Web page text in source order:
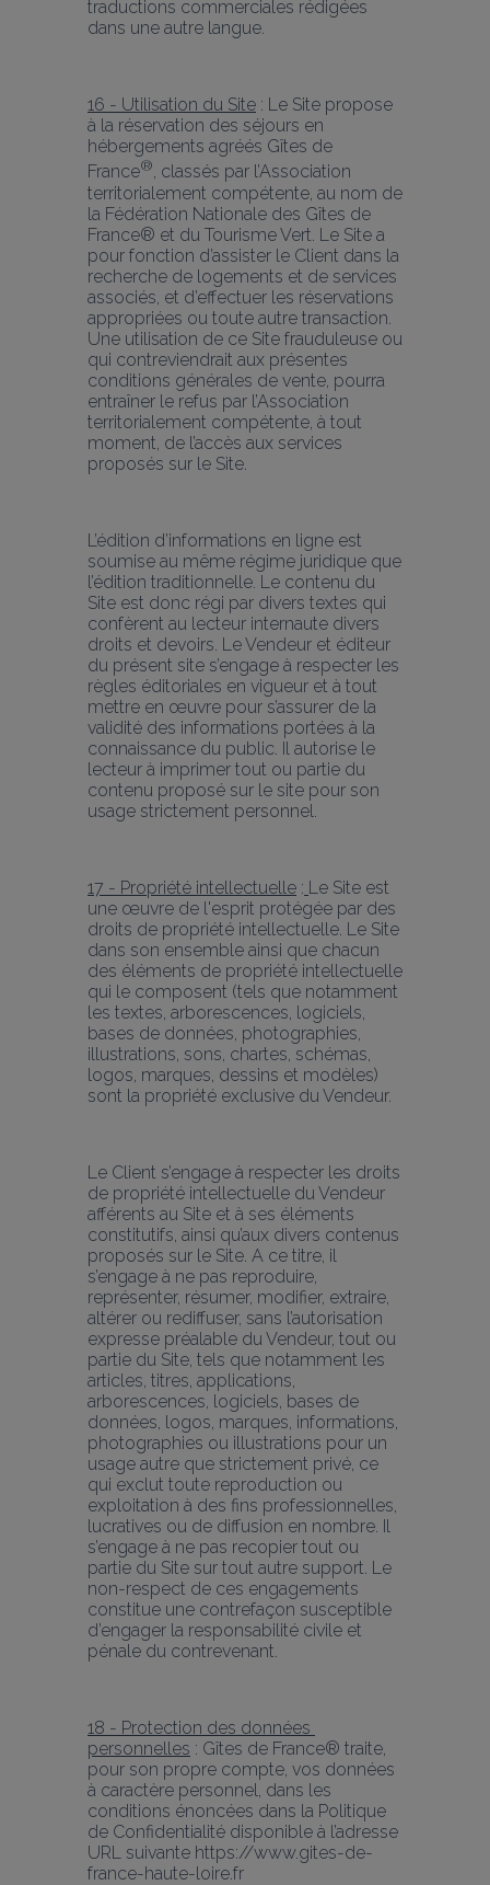
traductions commerciales rédigées
dans une autre langue.
16 - Utilisation du Site : Le Site propose
à la réservation des séjours en
hébergements agréés Gîtes de
France®, classés par l’Association
territorialement compétente, au nom de
la Fédération Nationale des Gîtes de
France® et du Tourisme Vert. Le Site a
pour fonction d’assister le Client dans la
recherche de logements et de services
associés, et d’effectuer les réservations
appropriées ou toute autre transaction.
Une utilisation de ce Site frauduleuse ou
qui contreviendrait aux présentes
conditions générales de vente, pourra
entraîner le refus par l’Association
territorialement compétente, à tout
moment, de l’accès aux services
proposés sur le Site.
L’édition d’informations en ligne est
soumise au même régime juridique que
l’édition traditionnelle. Le contenu du
Site est donc régi par divers textes qui
confèrent au lecteur internaute divers
droits et devoirs. Le Vendeur et éditeur
du présent site s’engage à respecter les
règles éditoriales en vigueur et à tout
mettre en œuvre pour s’assurer de la
validité des informations portées à la
connaissance du public. Il autorise le
lecteur à imprimer tout ou partie du
contenu proposé sur le site pour son
usage strictement personnel.
17 - Propriété intellectuelle : Le Site est
une œuvre de l'esprit protégée par des
droits de propriété intellectuelle. Le Site
dans son ensemble ainsi que chacun
des éléments de propriété intellectuelle
qui le composent (tels que notamment
les textes, arborescences, logiciels,
bases de données, photographies,
illustrations, sons, chartes, schémas,
logos, marques, dessins et modèles)
sont la propriété exclusive du Vendeur.
Le Client s’engage à respecter les droits
de propriété intellectuelle du Vendeur
afférents au Site et à ses éléments
constitutifs, ainsi qu’aux divers contenus
proposés sur le Site. A ce titre, il
s’engage à ne pas reproduire,
représenter, résumer, modifier, extraire,
altérer ou rediffuser, sans l’autorisation
expresse préalable du Vendeur, tout ou
partie du Site, tels que notamment les
articles, titres, applications,
arborescences, logiciels, bases de
données, logos, marques, informations,
photographies ou illustrations pour un
usage autre que strictement privé, ce
qui exclut toute reproduction ou
exploitation à des fins professionnelles,
lucratives ou de diffusion en nombre. Il
s’engage à ne pas recopier tout ou
partie du Site sur tout autre support. Le
non-respect de ces engagements
constitue une contrefaçon susceptible
d’engager la responsabilité civile et
pénale du contrevenant.
18 - Protection des données
personnelles : Gîtes de France® traite,
pour son propre compte, vos données
à caractère personnel, dans les
conditions énoncées dans la Politique
de Confidentialité disponible à l’adresse
URL suivante https://www.gites-de-
france-haute-loire.fr